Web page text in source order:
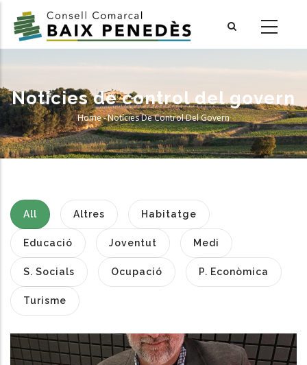
main
Notícies de control del govern
Breadcrumb
Home-Notícies De Control Del Govern
All Altres Habitatge
Educació Joventut Medi
S. Socials Ocupació P. Econòmica
Turisme